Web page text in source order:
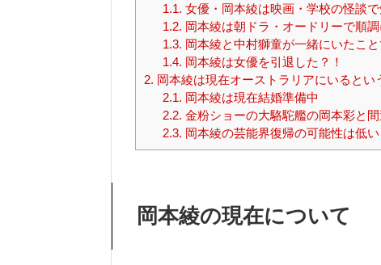
1.1. 女優・岡本綾は映画・学校の怪談で
1.2. 岡本綾は朝ドラ・オードリーで順
1.3. 岡本綾と中村獅童が一緒にいたこ
1.4. 岡本綾は女優を引退した？！
2. 岡本綾は現在オーストラリアにいるとい
2.1. 岡本綾は現在結婚準備中
2.2. 金粉ショーの大駱駝艦の岡本彩と
2.3. 岡本綾の芸能界復帰の可能性は低い
岡本綾の現在について